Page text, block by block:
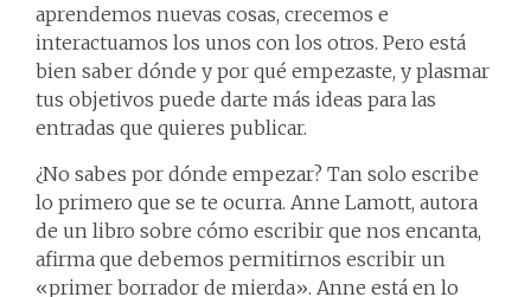
aprendemos nuevas cosas, crecemos e
interactuamos los unos con los otros. Pero está
bien saber dónde y por qué empezaste, y plasmar
tus objetivos puede darte más ideas para las
entradas que quieres publicar.
¿No sabes por dónde empezar? Tan solo escribe
lo primero que se te ocurra. Anne Lamott, autora
de un libro sobre cómo escribir que nos encanta,
afirma que debemos permitirnos escribir un
«primer borrador de mierda». Anne está en lo